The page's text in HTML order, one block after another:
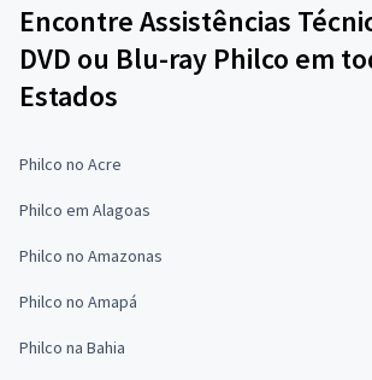
Encontre Assistências
DVD ou Blu-ray Philco em
Estados
Philco no Acre
Philco em Alagoas
Philco no Amazonas
Philco no Amapá
Philco na Bahia